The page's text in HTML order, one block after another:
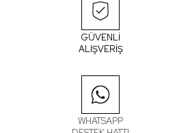
GÜVENLİ
ALIŞVERİŞ
WHATSAPP